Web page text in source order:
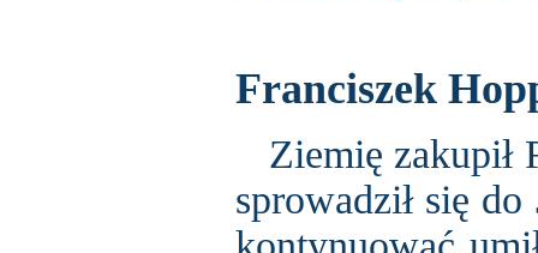
Franciszek
Ziemię zakupił
sprowadził się